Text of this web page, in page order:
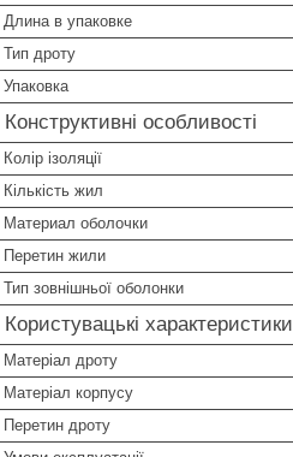
Длина в упаковке
Тип дроту
Упаковка
Конструктивні особливості
Колір ізоляції
Кількість жил
Материал оболочки
Перетин жили
Тип зовнішньої оболонки
Користувацькі характеристики
Матеріал дроту
Матеріал корпусу
Перетин дроту